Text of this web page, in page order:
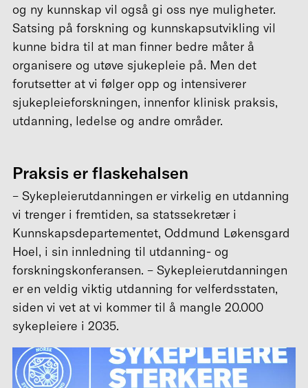
og ny kunnskap vil også gi oss nye muligheter.
Satsing på forskning og kunnskapsutvikling vil
kunne bidra til at man finner bedre måter å
organisere og utøve sjukepleie på. Men det
forutsetter at vi følger opp og intensiverer
sjukepleieforskningen, innenfor klinisk praksis,
utdanning, ledelse og andre områder.
Praksis er flaskehalsen
– Sykepleierutdanningen er virkelig en utdanning
vi trenger i fremtiden, sa statssekretær i
Kunnskapsdepartementet, Oddmund Løkensgard
Hoel, i sin innledning til utdanning- og
forskningskonferansen. – Sykepleierutdanningen
er en veldig viktig utdanning for velferdsstaten,
siden vi vet at vi kommer til å mangle 20.000
sykepleiere i 2035.